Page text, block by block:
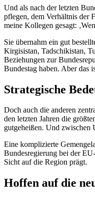
Und als nach der letzten
pflegen, dem Verhältnis der
meine Kollegen gesagt:
Sie übernahm ein gut
Kirgisistan, Tadschikistan,
Beziehungen zur
Bundestag haben. Aber das
Strategische
Doch auch die anderen
den letzten Jahren die
gutgeheißen. Und zwischen
Eine komplizierte
Bundesregierung bei der
Sicht auf die Region prägt.
Hoffen auf die